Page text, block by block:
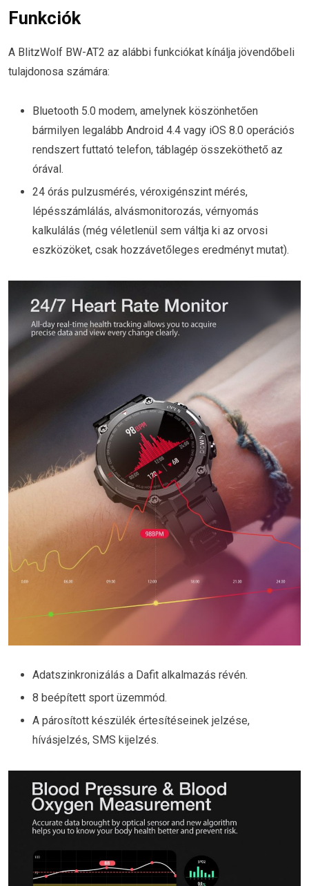
Funkciók
A BlitzWolf BW-AT2 az alábbi funkciókat kínálja jövendőbeli
tulajdonosa számára:
Bluetooth 5.0 modem, amelynek köszönhetően
bármilyen legalább Android 4.4 vagy iOS 8.0 operációs
rendszert futtató telefon, táblagép összeköthető az
órával.
24 órás pulzusmérés, véroxigénszint mérés,
lépésszámlálás, alvásmonitorozás, vérnyomás
kalkulálás (még véletlenül sem váltja ki az orvosi
eszközöket, csak hozzávetőleges eredményt mutat).
Adatszinkronizálás a Dafit alkalmazás révén.
8 beépített sport üzemmód.
A párosított készülék értesítéseinek jelzése,
hívásjelzés, SMS kijelzés.